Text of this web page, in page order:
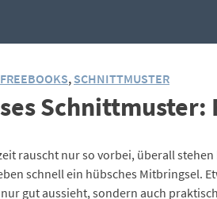
FREEBOOKS, SCHNITTMUSTER
Schnittmuster:
rauscht nur so vorbei, überall
schnell ein hübsches Mitbringsel.
gut aussieht, sondern auch